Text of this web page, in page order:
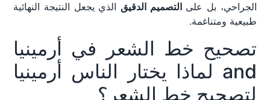
الجراحي، بل علىالتصميم الدقيق الذي يجعل النتيجة النهائية
طبيعية ومتناغمة.
تصحيح خط الشعر في أرمينيا
and لماذا يختار الناس أرمينيا
لتصحيح خط الشعر؟